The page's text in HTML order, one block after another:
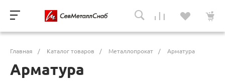
Главная / Каталог товаров / Металлопрокат / Арматура
Арматура